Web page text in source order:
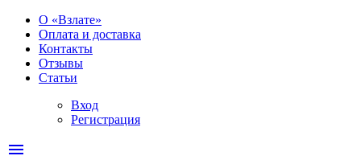
О «Взлате»
Оплата и доставка
Контакты
Отзывы
Статьи
Вход
Регистрация
menu